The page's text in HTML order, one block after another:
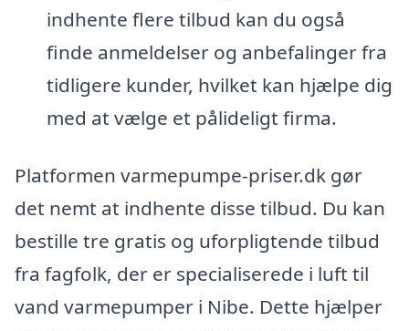
indhente flere tilbud kan du også
finde anmeldelser og anbefalinger fra
tidligere kunder, hvilket kan hjælpe dig
med at vælge et pålideligt firma.
Platformen varmepumpe-priser.dk gør
det nemt at indhente disse tilbud. Du kan
bestille tre gratis og uforpligtende tilbud
fra fagfolk, der er specialiserede i luft til
vand varmepumper i Nibe. Dette hjælper